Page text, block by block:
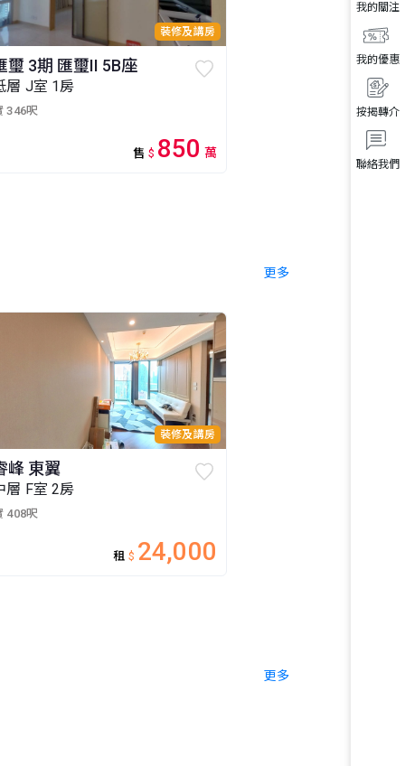
聯絡我們
按揭轉介
我的優惠
我的關注
裝修及講房
璽 3期 匯璽II 5B座
層 J室 1房
346呎
售 $ 850 萬
更多
裝修及講房
峰 東翼
層 F室 2房
408呎
租 $ 24,000
更多